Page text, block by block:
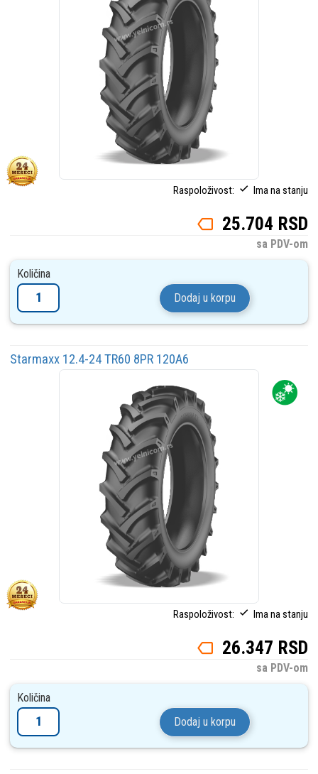
Raspoloživost: Ima na stanju
25.704 RSD
sa PDV-om
Količina
Dodaj u korpu
Starmaxx 12.4-24 TR60 8PR 120A6
Raspoloživost: Ima na stanju
26.347 RSD
sa PDV-om
Količina
Dodaj u korpu